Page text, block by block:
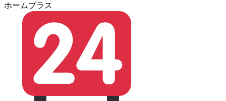
ホームプラス